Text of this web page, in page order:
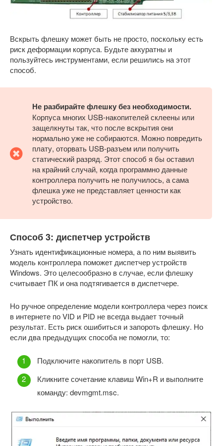
Вскрыть флешку может быть не просто, поскольку есть
риск деформации корпуса. Будьте аккуратны и
пользуйтесь инструментами, если решились на этот
способ.
Не разбирайте флешку без необходимости.
Корпуса многих USB-накопителей склеены или
защелкнуты так, что после вскрытия они
нормально уже не собираются. Можно повредить
плату, оторвать USB-разъем или получить
статический разряд. Этот способ я бы оставил
на крайний случай, когда программно данные
контроллера получить не получилось, а сама
флешка уже не представляет ценности как
устройство.
Способ 3: диспетчер устройств
Узнать идентификационные номера, а по ним выявить
модель контроллера поможет диспетчер устройств
Windows. Это целесообразно в случае, если флешку
считывает ПК и она подтягивается в диспетчере.
Но ручное определение модели контроллера через поиск
в интернете по VID и PID не всегда выдает точный
результат. Есть риск ошибиться и запороть флешку. Но
если два предыдущих способа не помогли, то:
Подключите накопитель в порт USB.
Кликните сочетание клавиш Win+R и выполните
команду: devmgmt.msc.